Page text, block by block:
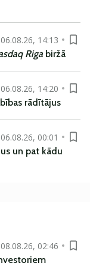
06.08.26, 14:13
Riga biržā
06.08.26, 14:20
rādītājus
06.08.26, 00:01
un pat kādu
08.08.26, 02:46